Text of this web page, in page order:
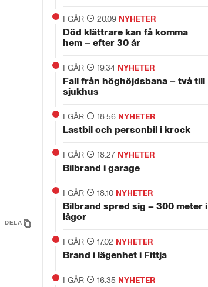
DELA
I GÅR 20.09 NYHETER
Död klättrare kan få komma
hem – efter 30 år
I GÅR 19.34 NYHETER
Fall från höghöjdsbana – två till
sjukhus
I GÅR 18.56 NYHETER
Lastbil och personbil i krock
I GÅR 18.27 NYHETER
Bilbrand i garage
I GÅR 18.10 NYHETER
Bilbrand spred sig – 300 meter i
lågor
I GÅR 17.02 NYHETER
Brand i lägenhet i Fittja
I GÅR 16.35 NYHETER